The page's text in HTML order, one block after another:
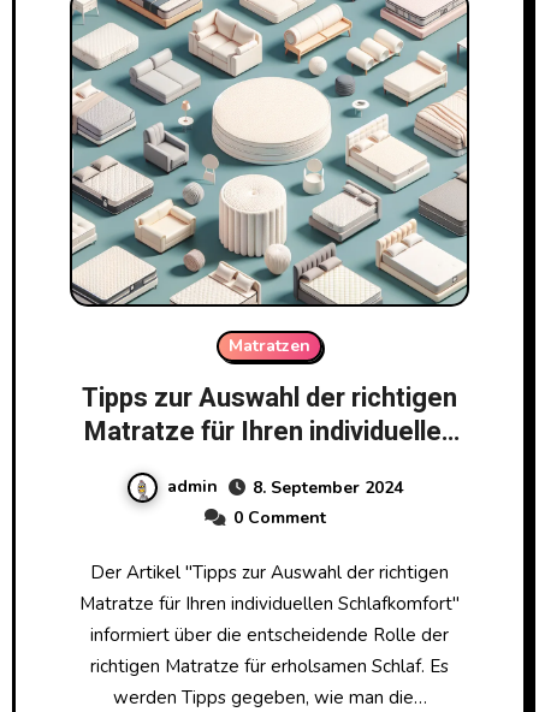
Matratzen
Tipps zur Auswahl der richtigen
Matratze für Ihren individuellen
admin
8. September 2024
0 Comment
Der Artikel "Tipps zur Auswahl der richtigen
Matratze für Ihren individuellen Schlafkomfort"
informiert über die entscheidende Rolle der
richtigen Matratze für erholsamen Schlaf. Es
werden Tipps gegeben, wie man die…